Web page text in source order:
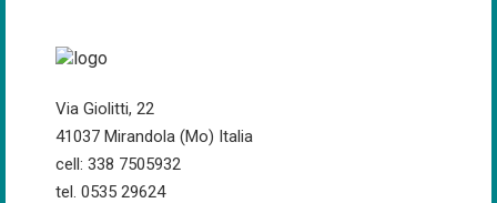
Via Giolitti, 22
41037 Mirandola (Mo) Italia
cell: 338 7505932
tel. 0535 29624